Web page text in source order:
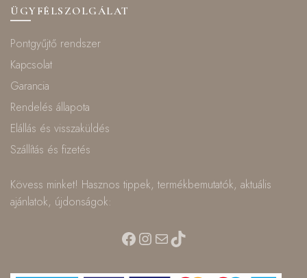
ÜGYFÉLSZOLGÁLAT
Pontgyűjtő rendszer
Kapcsolat
Garancia
Rendelés állapota
Elállás és visszaküldés
Szállítás és fizetés
Kövess minket! Hasznos tippek, termékbemutatók, aktuális
ajánlatok, újdonságok:
Facebook
Instagram
MailTikTok